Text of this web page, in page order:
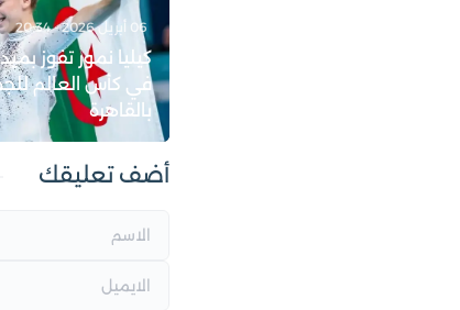
06 أبريل 2026 - 20:34
كيليا نمور تفوز
في كأس العالم
بالقاهرة
أضف تعليقك